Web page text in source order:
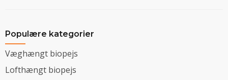
Populære kategorier
Væghængt biopejs
Lofthængt biopejs